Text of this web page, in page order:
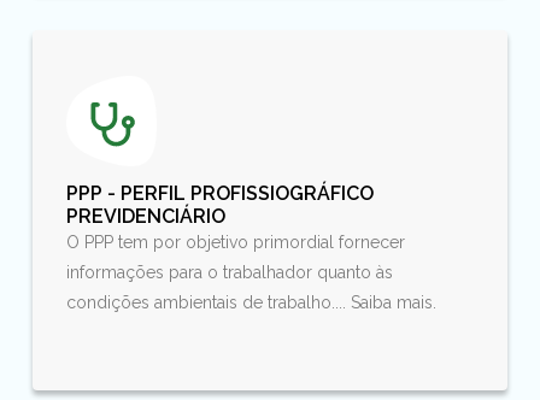
PPP - PERFIL PROFISSIOGRÁFICO
PREVIDENCIÁRIO
O PPP tem por objetivo primordial fornecer
informações para o trabalhador quanto às
condições ambientais de trabalho.... Saiba mais.